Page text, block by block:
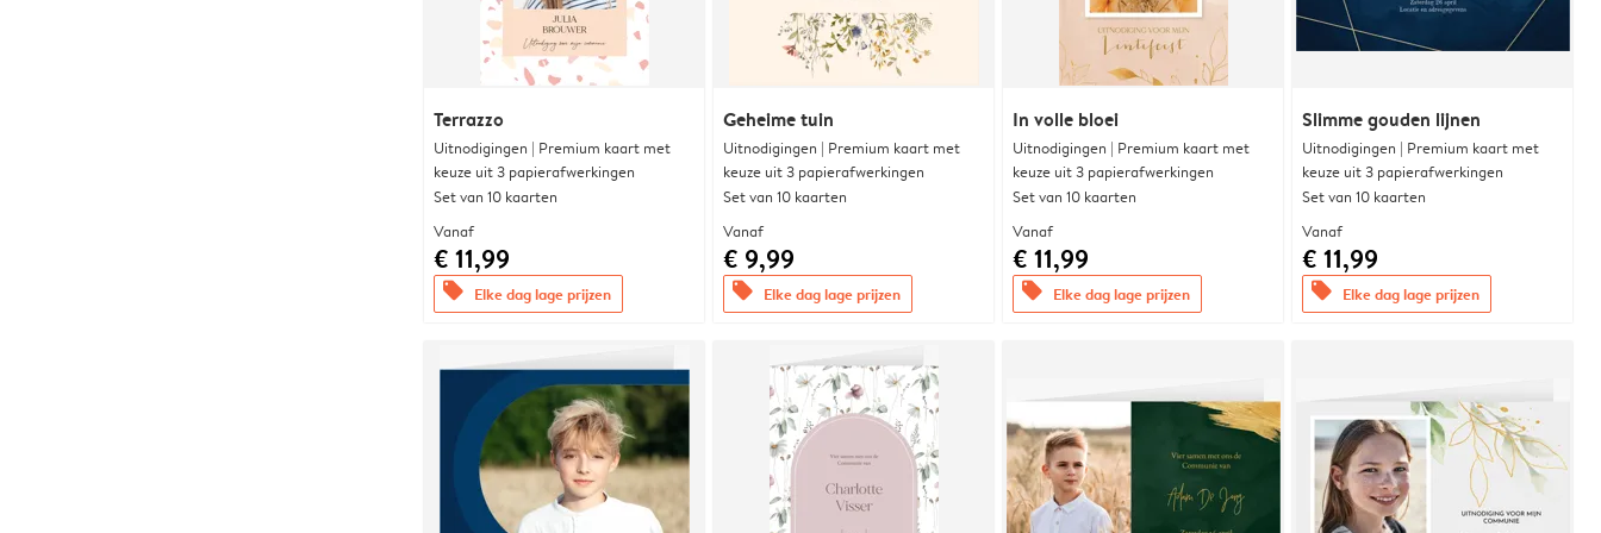
Terrazzo
Uitnodigingen | Premium kaart met
keuze uit 3 papierafwerkingen
Set van 10 kaarten
Vanaf
€ 11,99
offers Elke dag lage prijzen
Geheime tuin
Uitnodigingen | Premium kaart met
keuze uit 3 papierafwerkingen
Set van 10 kaarten
Vanaf
€ 9,99
offers Elke dag lage prijzen
In volle bloei
Uitnodigingen | Premium kaart met
keuze uit 3 papierafwerkingen
Set van 10 kaarten
Vanaf
€ 11,99
offers Elke dag lage prijzen
Slimme gouden lijnen
Uitnodigingen | Premium kaart met
keuze uit 3 papierafwerkingen
Set van 10 kaarten
Vanaf
€ 11,99
offers Elke dag lage prijzen